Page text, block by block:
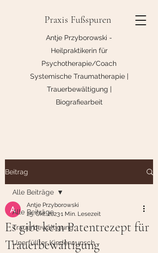
Praxis Fußspuren
Antje Przyborowski -
Heilpraktikerin für
Psychotherapie/Coach
Systemische Traumatherapie |
Trauerbewältigung |
Biografiearbeit
Beitrag
Alle Beiträge
Trauerbewältigung
Unerfüllter Kinderwunsch
Alle Beiträge
Es gibt kein Patentrezept für
Trauerbewältigung
Antje Przyborowski
25. Okt. 20231 Min. Lesezeit